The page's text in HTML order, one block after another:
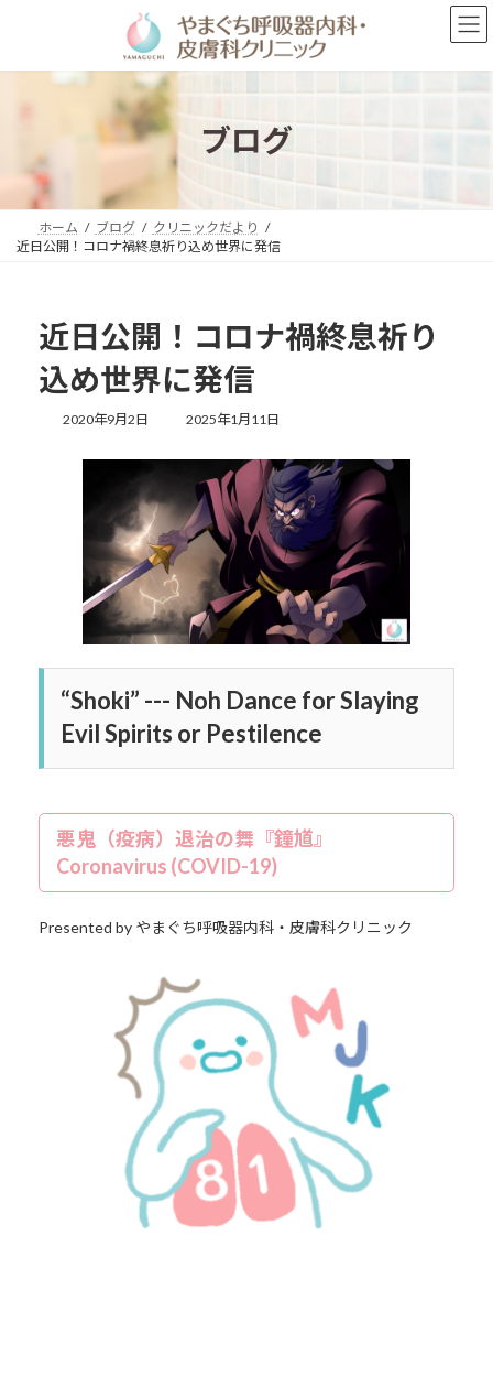
ン
プ
ー
動
ブログ
ホーム ブログ
クリニックだより
近日公開！コロナ禍終息祈り込め世界に発信
近日公開！コロナ禍終息祈り
込め世界に発信
2020年9月2日
最
更
日
時
:
2025年1月11日
“Shoki” --- Noh Dance for Slaying
Evil Spirits or Pestilence
悪鬼（疫病）退治の舞『鐘馗』
Coronavirus (COVID-19)
Presented by やまぐち呼吸器内科・皮膚科クリニック